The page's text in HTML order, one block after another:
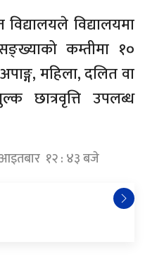
विद्यालयमा
कम्तीमा १०
महिला, दलित वा
छात्रवृत्ति उपलब्ध
आइतबार १२ : ४३ बजे